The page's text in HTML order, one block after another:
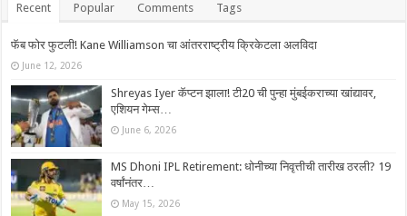
Recent Popular Comments Tags
फॅब फोर फुटली! Kane Williamson चा आंतरराष्ट्रीय क्रिकेटला अलविदा
June 12, 2026
Shreyas Iyer कॅप्टन झाला! टी20 ची पुन्हा मुंबईकराच्या खांद्यावर,
एशियन गेम्स…
June 6, 2026
MS Dhoni IPL Retirement: धोनीच्या निवृत्तीची तारीख ठरली? 19
वर्षांनंतर…
May 15, 2026